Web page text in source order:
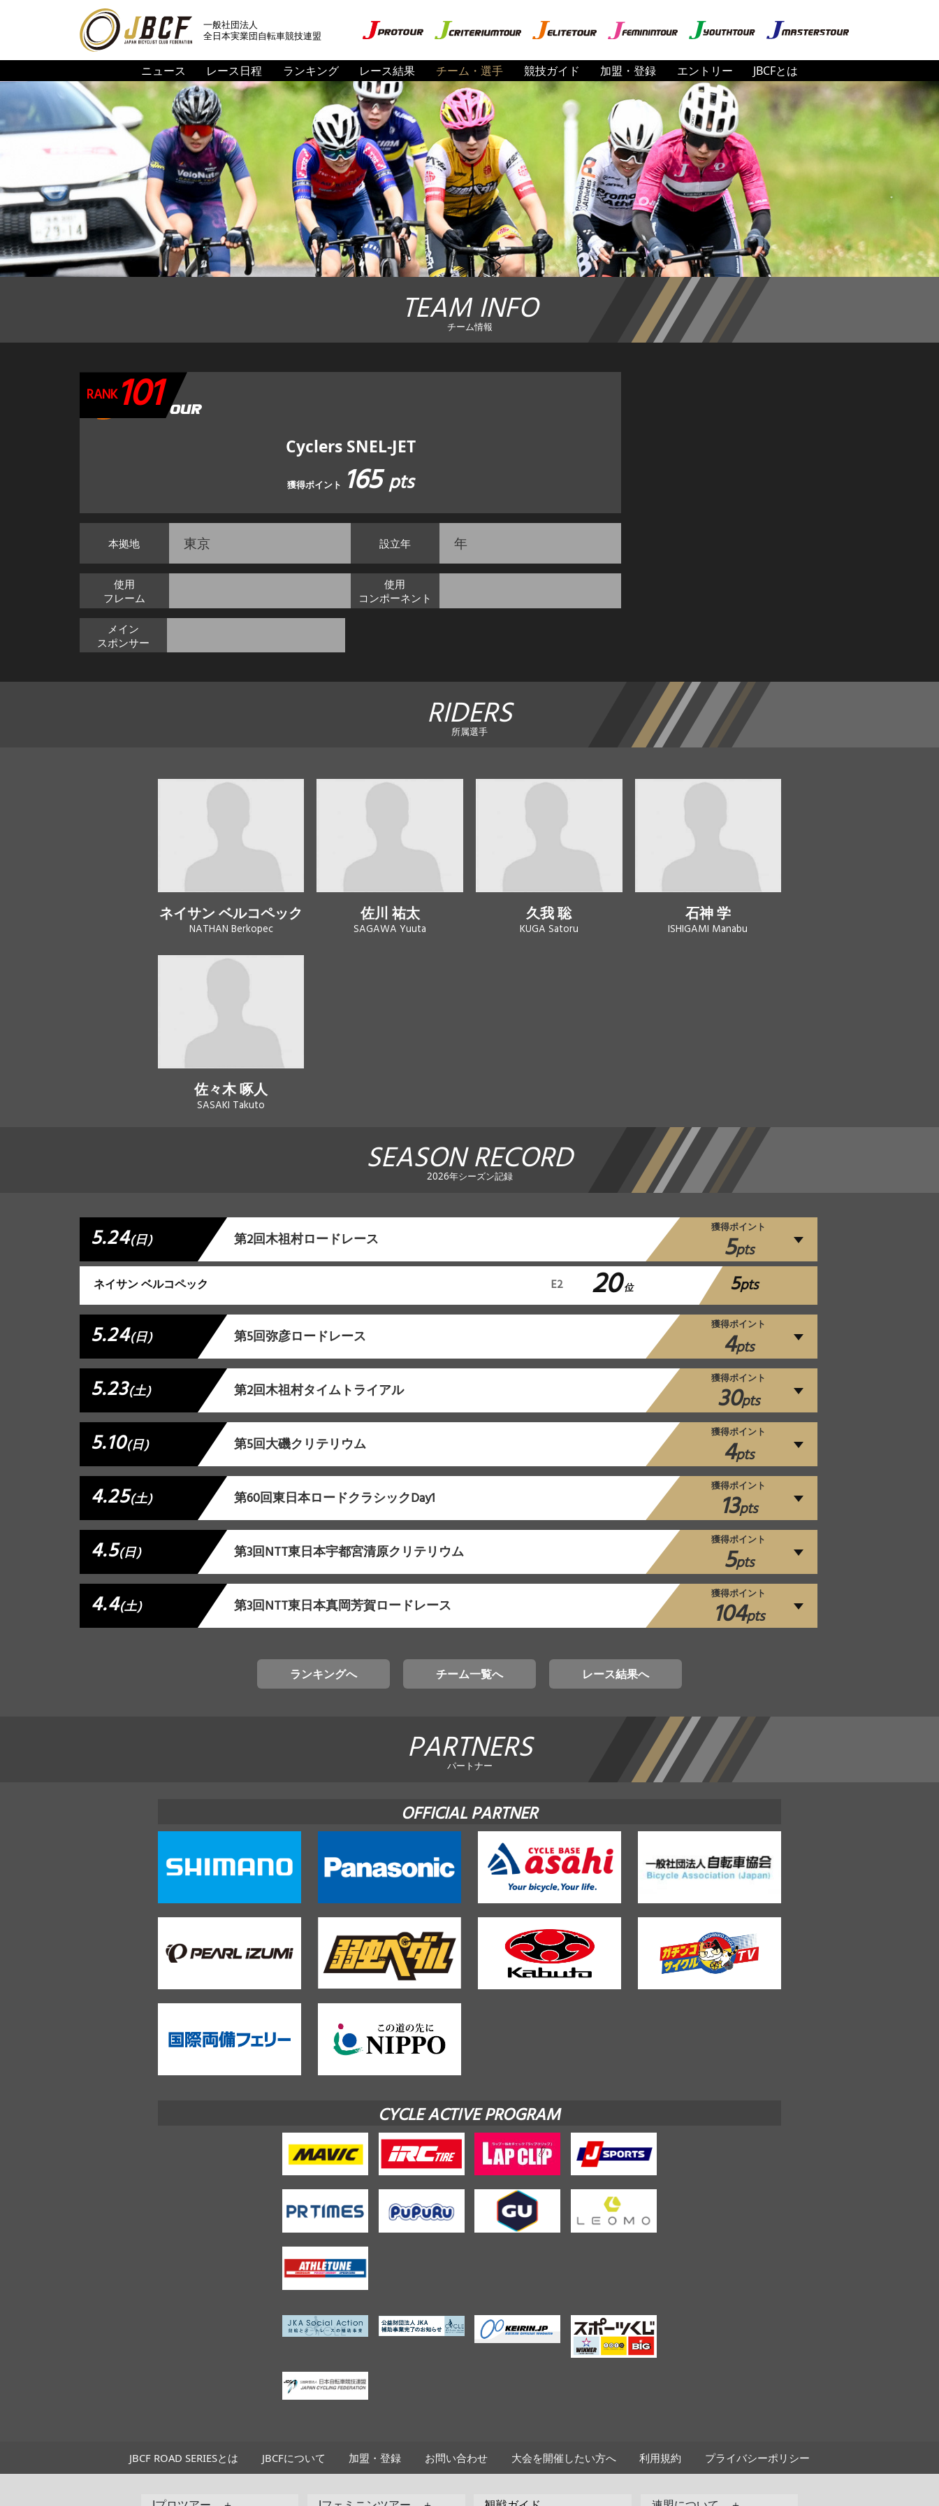
一般社団法人
全日本実業団自転車競技連盟
ニュース レース日程 ランキング レース結果 チーム・選手 競技ガイド 加盟・登録 エントリー JBCFとは
TEAM INFO
チーム情報
Cyclers SNEL-JET
獲得ポイント 165pts
RANK101
本拠地 東京 設立年 年
使用
フレーム
使用
コンポーネント
メイン
スポンサー
RIDERS
所属選手
ネイサン ベルコペック
NATHAN Berkopec
佐川 祐太
SAGAWA Yuuta
久我 聡
KUGA Satoru
石神 学
ISHIGAMI Manabu
佐々木 啄人
SASAKI Takuto
SEASON RECORD
2026年シーズン記録
5.24(日) 第2回木祖村ロードレース
獲得ポイント
5pts
ネイサン ベルコペック E2 20 位 5pts
5.24(日) 第5回弥彦ロードレース
獲得ポイント
4pts
5.23(土) 第2回木祖村タイムトライアル
獲得ポイント
30pts
5.10(日) 第5回大磯クリテリウム
獲得ポイント
4pts
4.25(土) 第60回東日本ロードクラシックDay1
獲得ポイント
13pts
4.5(日) 第3回NTT東日本宇都宮清原クリテリウム
獲得ポイント
5pts
4.4(土) 第3回NTT東日本真岡芳賀ロードレース
獲得ポイント
104pts
ランキングへ チーム一覧へ レース結果へ
PARTNERS
パートナー
OFFICIAL PARTNER
CYCLE ACTIVE PROGRAM
JBCF ROAD SERIESとは JBCFについて 加盟・登録 お問い合わせ 大会を開催したい方へ 利用規約 プライバシーポリシー